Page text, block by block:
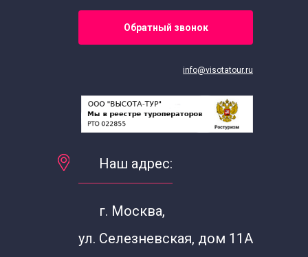
Обратный звонок
info@visotatour.ru
Наш адрес:
г. Москва,
ул. Селезневская, дом 11А